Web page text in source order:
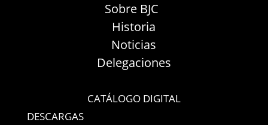
Sobre BJC
Historia
Noticias
Delegaciones
CATÁLOGO DIGITAL
DESCARGAS